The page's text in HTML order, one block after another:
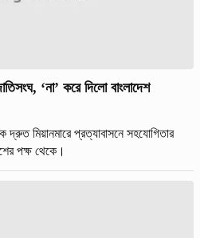
‘না’ করে দিলো বাংলাদেশ
দ্রুত মিয়ানমারে প্রত্যাবাসনে সহযোগিতার
পক্ষ থেকে।